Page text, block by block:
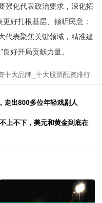
强化代表政治要求，深化拓
好扎根基层、倾听民意；
代表聚焦关键领域，精准建
好开局贡献力量。
十大品牌_十大股票配资排行
走出800多位年轻戏剧人
上不下，美元和黄金到底在